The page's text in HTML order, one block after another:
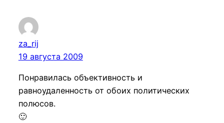
za_rij
19 августа 2009
Понравилась объективность и
равноудаленность от обоих политических
полюсов.
🙂